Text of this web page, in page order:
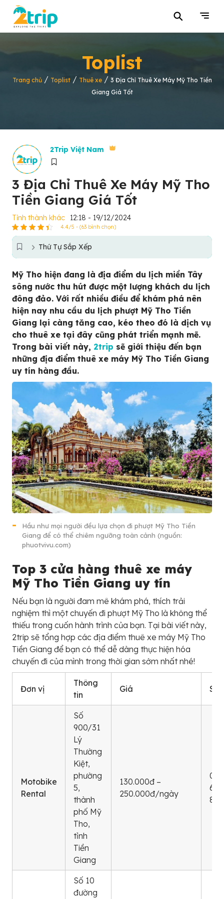
⚲
Toplist
Trang chủ/ Toplist/ Thuê xe/ 3 Địa Chỉ Thuê Xe Máy Mỹ Tho Tiền
Giang Giá Tốt
2Trip Việt Nam
3 Địa Chỉ Thuê Xe Máy Mỹ Tho
Tiền Giang Giá Tốt
Tỉnh thành khác 12:18 - 19/12/2024
4.4/5 - (63 bình chọn)
Thứ Tự Sắp Xếp
Mỹ Tho hiện đang là địa điểm du lịch miền Tây
sông nước thu hút được một lượng khách du lịch
đông đảo. Với rất nhiều điều để khám phá nên
hiện nay nhu cầu du lịch phượt Mỹ Tho Tiền
Giang lại càng tăng cao, kéo theo đó là dịch vụ
cho thuê xe tại đây cũng phát triển mạnh mẽ.
Trong bài viết này, 2trip sẽ giới thiệu đến bạn
những địa điểm thuê xe máy Mỹ Tho Tiền Giang
uy tín hàng đầu.
Hầu như mọi người đều lựa chọn đi phượt Mỹ Tho Tiền
Giang để có thể chiêm ngưỡng toàn cảnh (nguồn:
phuotvivu.com)
Top 3 cửa hàng thuê xe máy
Mỹ Tho Tiền Giang uy tín
Nếu bạn là người đam mê khám phá, thích trải
nghiệm thì một chuyến đi phượt Mỹ Tho là không thể
thiếu trong cuốn hành trình của bạn. Tại bài viết này,
2trip sẽ tổng hợp các địa điểm thuê xe máy Mỹ Tho
Tiền Giang để bạn có thể dễ dàng thực hiện hóa
chuyến đi của mình trong thời gian sớm nhất nhé!
Đơn vị
Thông
tin
Giá
Motobike
Rental
Số
900/31
Lý
Thường
Kiệt,
phường
5,
thành
phố Mỹ
Tho,
tỉnh
Tiền
Giang
130.000đ –
250.000đ/ngày
673
800
Số 10
đường